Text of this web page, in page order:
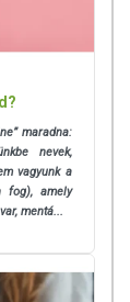
maradna:
nevek,
vagyunk a
fog), amely
mentá...